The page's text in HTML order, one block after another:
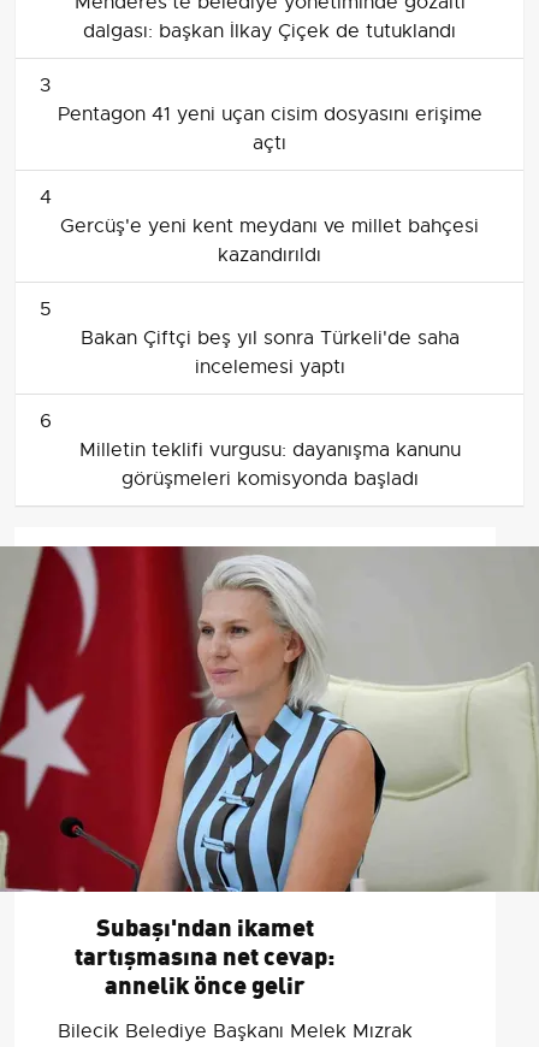
dalgası: başkan İlkay Çiçek de tutuklandı
3
Pentagon 41 yeni uçan cisim dosyasını erişime
açtı
4
Gercüş'e yeni kent meydanı ve millet bahçesi
kazandırıldı
5
Bakan Çiftçi beş yıl sonra Türkeli'de saha
incelemesi yaptı
6
Milletin teklifi vurgusu: dayanışma kanunu
görüşmeleri komisyonda başladı
Subaşı'ndan ikamet
tartışmasına net cevap:
annelik önce gelir
Bilecik Belediye Başkanı Melek Mızrak